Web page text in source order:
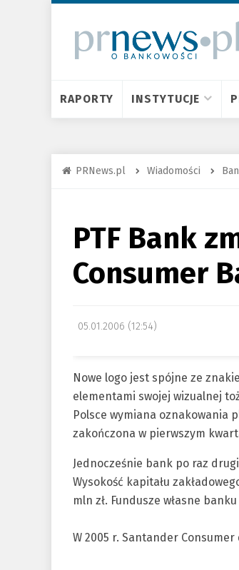
RAPORTY INSTYTUCJE
PRNews.pl Wiadomości
PTF Bank
Consumer
05.01.2006 (12:54)
Nowe logo jest spójne ze
elementami swojej wizualnej
Polsce wymiana oznakowania
zakończona w pierwszym
Jednocześnie bank po raz
Wysokość kapitału
mln zł. Fundusze własne
W 2005 r. Santander